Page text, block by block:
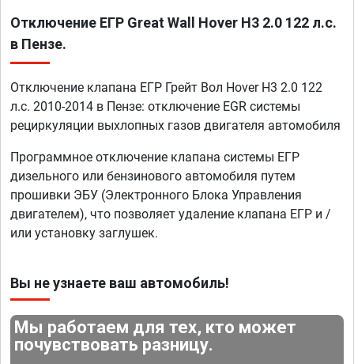
Отключение ЕГР Great Wall Hover H3 2.0 122 л.с.
в Пензе.
Отключение клапана ЕГР Грейт Вол Hover H3 2.0 122
л.с. 2010-2014 в Пензе: отключение EGR системы
рециркуляции выхлопных газов двигателя автомобиля
Программное отключение клапана системы ЕГР
дизельного или бензинового автомобиля путем
прошивки ЭБУ (Электронного Блока Управления
двигателем), что позволяет удаление клапана ЕГР и /
или установку заглушек.
Вы не узнаете ваш автомобиль!
Мы работаем для тех, кто может
почувствовать разницу.